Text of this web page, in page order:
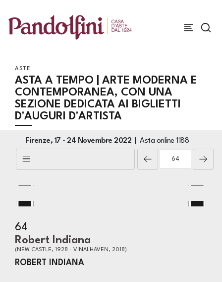
ASTE
ASTA A TEMPO | ARTE MODERNA E
CONTEMPORANEA, CON UNA
SEZIONE DEDICATA AI BIGLIETTI
D'AUGURI D'ARTISTA
Firenze, 17 - 24 Novembre 2022 Asta online 1188
64
Robert Indiana
(NEW CASTLE, 1928 - VINALHAVEN, 2018)
ROBERT INDIANA